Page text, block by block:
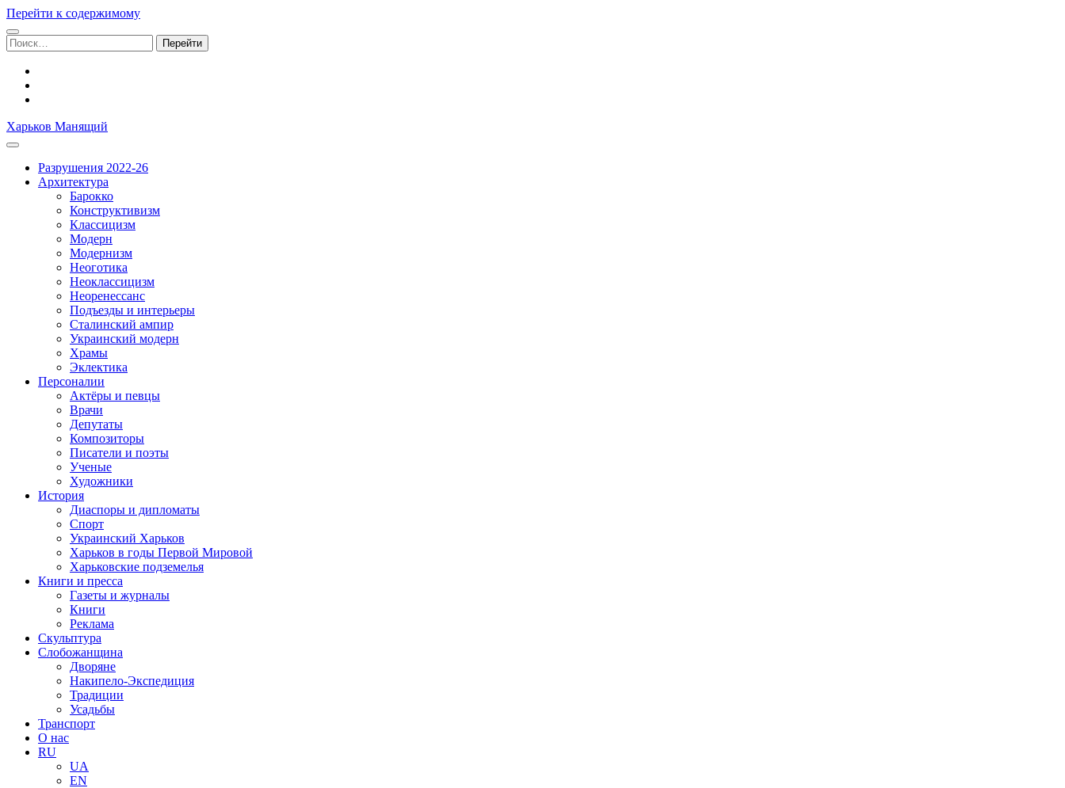
Перейти к содержимому
Поиск:
Харьков Манящий
Разрушения 2022-26
Архитектура
Барокко
Конструктивизм
Классицизм
Модерн
Модернизм
Неоготика
Неоклассицизм
Неоренессанс
Подъезды и интерьеры
Сталинский ампир
Украинский модерн
Храмы
Эклектика
Персоналии
Актёры и певцы
Врачи
Депутаты
Композиторы
Писатели и поэты
Ученые
Художники
История
Диаспоры и дипломаты
Спорт
Украинский Харьков
Харьков в годы Первой Мировой
Харьковские подземелья
Книги и пресса
Газеты и журналы
Книги
Реклама
Скульптура
Слобожанщина
Дворяне
Накипело-Экспедиция
Традиции
Усадьбы
Транспорт
О нас
RU
UA
EN